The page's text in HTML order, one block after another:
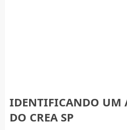
IDENTIFICANDO UM
DO CREA SP